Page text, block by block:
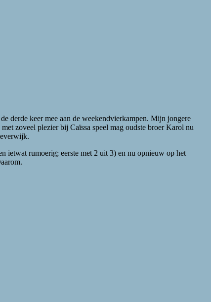
derde keer mee aan de weekendvierkampen. Mijn jongere
zoveel plezier bij Caïssa speel mag oudste broer Karol nu
ietwat rumoerig; eerste met 2 uit 3) en nu opnieuw op het